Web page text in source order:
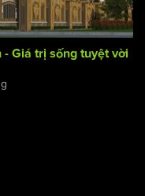
Giá trị sống tuyệt vời